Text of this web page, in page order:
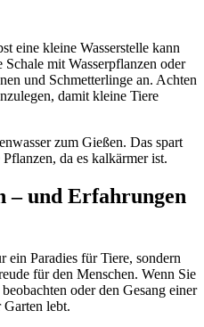
eine kleine Wasserstelle kann
mit Wasserpflanzen oder
und Schmetterlinge an. Achten
damit kleine Tiere
zum Gießen. Das spart
da es kalkärmer ist.
– und Erfahrungen
ein Paradies für Tiere, sondern
für den Menschen. Wenn Sie
oder den Gesang einer
Garten lebt.